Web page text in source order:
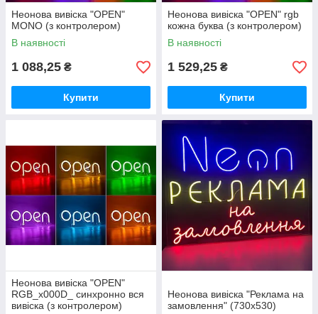
Неонова вивіска "OPEN"
MONO (з контролером)
В наявності
1 088,25 ₴
Купити
Неонова вивіска "OPEN" rgb
кожна буква (з контролером)
В наявності
1 529,25 ₴
Купити
Неонова вивіска "OPEN"
RGB_x000D_ синхронно вся
вивіска (з контролером)
Неонова вивіска "Реклама на
замовлення" (730х530)